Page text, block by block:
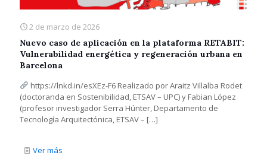
2 de marzo de 2026
Nuevo caso de aplicación en la plataforma RETABIT:
Vulnerabilidad energética y regeneración urbana en
Barcelona
https://lnkd.in/esXEz-F6 Realizado por Araitz Villalba Rodet
(doctoranda en Sostenibilidad, ETSAV – UPC) y Fabian López
(profesor investigador Serra Húnter, Departamento de
Tecnología Arquitectónica, ETSAV – […]
Ver más